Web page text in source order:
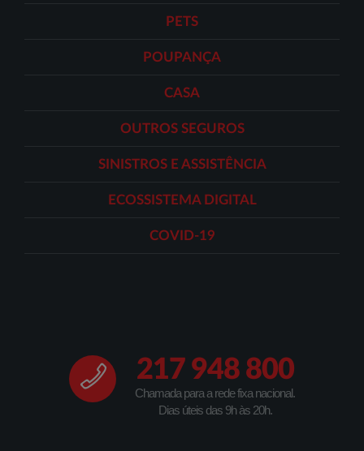
PETS
POUPANÇA
CASA
OUTROS SEGUROS
SINISTROS E ASSISTÊNCIA
ECOSSISTEMA DIGITAL
COVID-19
217 948 800
Chamada para a rede fixa nacional.
Dias úteis das 9h às 20h.